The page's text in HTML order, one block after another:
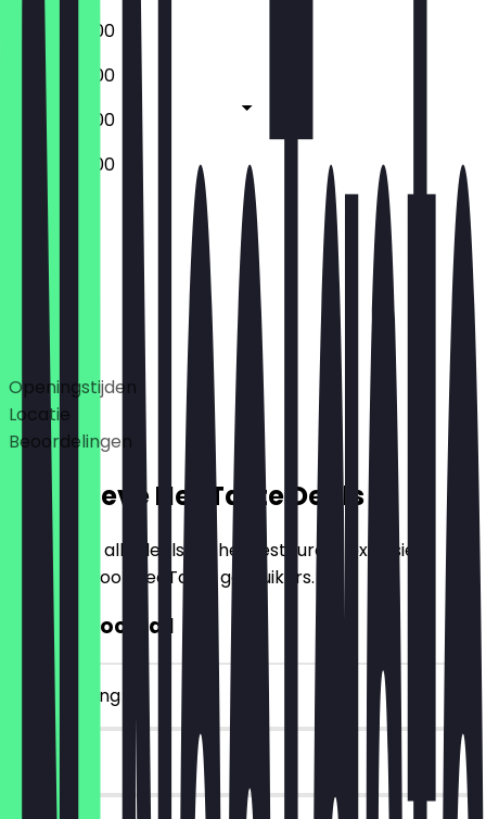
08:00 - 16:00
08:00 - 16:00
08:00 - 16:00
08:00 - 16:00
Gesloten
Gesloten
Deals
Openingstijden
Locatie
Beoordelingen
Exclusieve NeoTaste Deals
Hier vind je alle deals die het restaurant exclusief
aanbiedt voor NeoTaste gebruikers.
2voor1 Cocktail
~€ 10 korting
90 dagen